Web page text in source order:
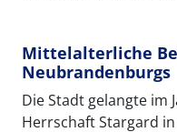
Mittelalterliche
Neubrandenburgs
Die Stadt gelangte im
Herrschaft Stargard